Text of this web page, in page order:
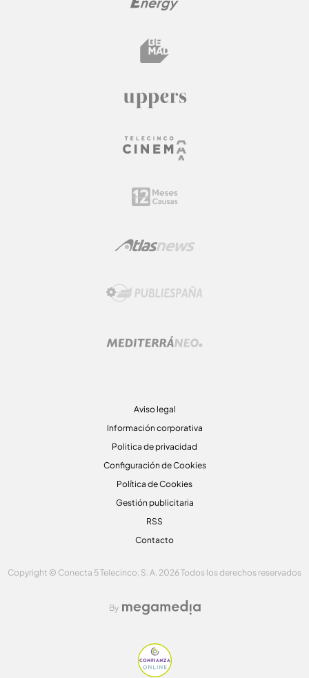
Aviso legal
Información corporativa
Politica de privacidad
Configuración de Cookies
Política de Cookies
Gestión publicitaria
RSS
Contacto
Copyright © Conecta 5 Telecinco, S. A. 2026 Todos los derechos reservados
By